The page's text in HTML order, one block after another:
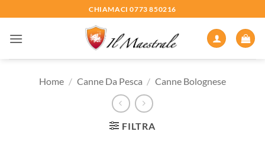
ai
contenuti
CHIAMACI 0773 850216
Home / Canne Da Pesca / Canne Bolognese
FILTRA